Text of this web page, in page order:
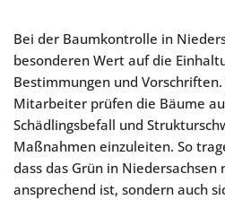
Bei der Baumkontrolle in
besonderen Wert auf die
Bestimmungen und
Mitarbeiter prüfen die Bäume
Schädlingsbefall und
Maßnahmen einzuleiten. So
dass das Grün in
ansprechend ist, sondern auch